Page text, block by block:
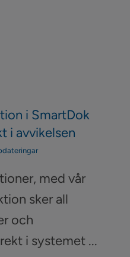
i SmartDok
i avvikelsen
med vår
sker all
och
i systemet ...